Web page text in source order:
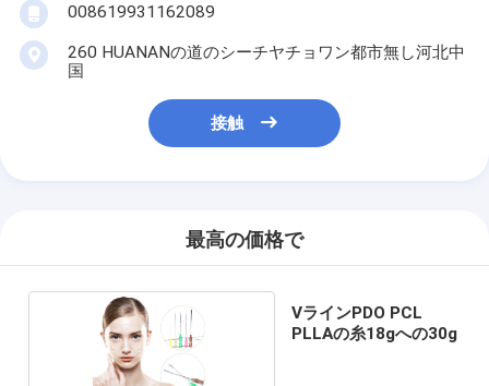
008619931162089
260 HUANANの道のシーチヤチョワン都市無し河北中
国
接触
最高の価格で
VラインPDO PCL
PLLAの糸18gへの30g